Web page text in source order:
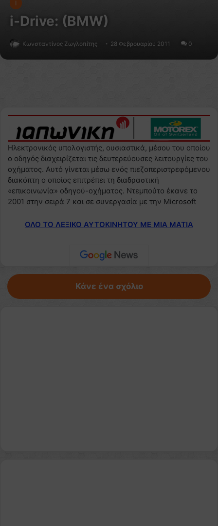
I
i-Drive: (BMW)
Κωνσταντίνος Ζωγλοπίτης 28 Φεβρουαρίου 2011 0
Ηλεκτρονικός υπολογιστής, ουσιαστικά, μέσου του οποίου
ο οδηγός διαχειρίζεται τις δευτερεύουσες λειτουργίες του
οχήματος. Αυτό γίνεται μέσω ενός πιεζοπεριστρεφόμενου
διακόπτη ο οποίος επιτρέπει τη διαδραστική
«επικοινωνία» οδηγού-οχήματος. Ντεμπούτο έκανε το
2001 στην σειρά 7 και σε συνεργασία με την Microsoft
ΟΛΟ ΤΟ ΛΕΞΙΚΟ ΑΥΤΟΚΙΝΗΤΟΥ ΜΕ ΜΙΑ ΜΑΤΙΑ
Κάνε ένα σχόλιο